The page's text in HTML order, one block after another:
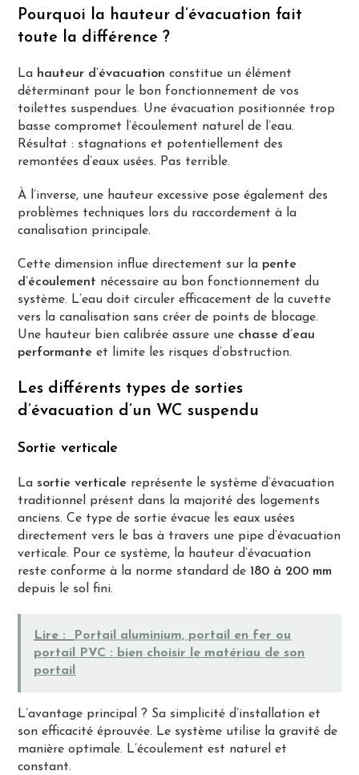
Pourquoi la hauteur d’évacuation fait
toute la différence ?
La hauteur d’évacuation constitue un élément
déterminant pour le bon fonctionnement de vos
toilettes suspendues. Une évacuation positionnée trop
basse compromet l’écoulement naturel de l’eau.
Résultat : stagnations et potentiellement des
remontées d’eaux usées. Pas terrible.
À l’inverse, une hauteur excessive pose également des
problèmes techniques lors du raccordement à la
canalisation principale.
Cette dimension influe directement sur la pente
d’écoulement nécessaire au bon fonctionnement du
système. L’eau doit circuler efficacement de la cuvette
vers la canalisation sans créer de points de blocage.
Une hauteur bien calibrée assure une chasse d’eau
performante et limite les risques d’obstruction.
Les différents types de sorties
d’évacuation d’un WC suspendu
Sortie verticale
La sortie verticale représente le système d’évacuation
traditionnel présent dans la majorité des logements
anciens. Ce type de sortie évacue les eaux usées
directement vers le bas à travers une pipe d’évacuation
verticale. Pour ce système, la hauteur d’évacuation
reste conforme à la norme standard de 180 à 200 mm
depuis le sol fini.
Lire :
Portail aluminium, portail en fer ou
portail PVC : bien choisir le matériau de son
portail
L’avantage principal ? Sa simplicité d’installation et
son efficacité éprouvée. Le système utilise la gravité de
manière optimale. L’écoulement est naturel et
constant.